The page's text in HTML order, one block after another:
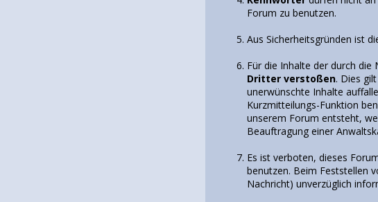
Forum zu benutzen.
Aus Sicherheitsgründen ist
Für die Inhalte der durch
Dritter verstoßen. Dies
unerwünschte Inhalte
Kurzmitteilungs-Funktion
unserem Forum entsteht,
Beauftragung einer
Es ist verboten, dieses
benutzen. Beim Feststellen
Nachricht) unverzüglich